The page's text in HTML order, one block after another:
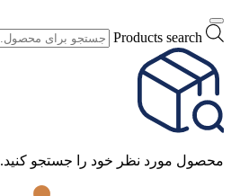
Products search
محصول مورد نظر خود را جستجو کنید.